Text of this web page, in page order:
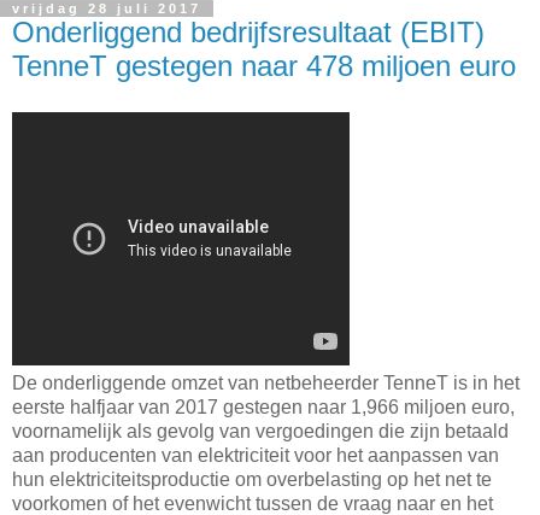
vrijdag 28 juli 2017
Onderliggend bedrijfsresultaat (EBIT)
TenneT gestegen naar 478 miljoen euro
De onderliggende omzet van netbeheerder TenneT is in het
eerste halfjaar van 2017 gestegen naar 1,966 miljoen euro,
voornamelijk als gevolg van vergoedingen die zijn betaald
aan producenten van elektriciteit voor het aanpassen van
hun elektriciteitsproductie om overbelasting op het net te
voorkomen of het evenwicht tussen de vraag naar en het